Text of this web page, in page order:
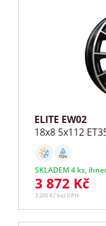
ELITE EW02
18x8 5x112
SKLADEM 4 ks,
3 872 Kč
3 200 Kč bez DPH